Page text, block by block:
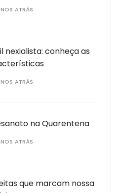
ATRÁS
nexialista: conheça as
ATRÁS
na Quarentena
ATRÁS
que marcam nossa